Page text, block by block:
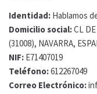
Identidad: Hablamos
Domicilio social:CL
(31008), NAVARRA,
NIF: E71407019
Teléfono:612267049
Correo Electrónico: